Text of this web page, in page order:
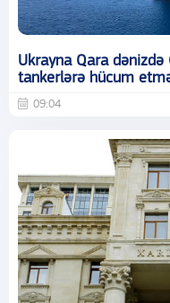
Ukrayna Qara dənizdə
tankerlərə hücum
09:04